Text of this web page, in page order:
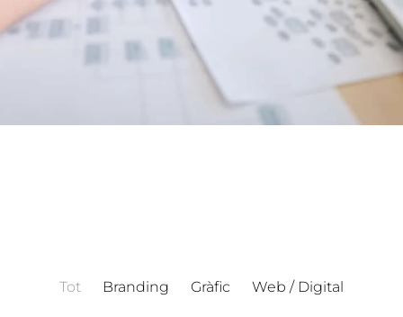
Tot Branding Gràfic Web / Digital